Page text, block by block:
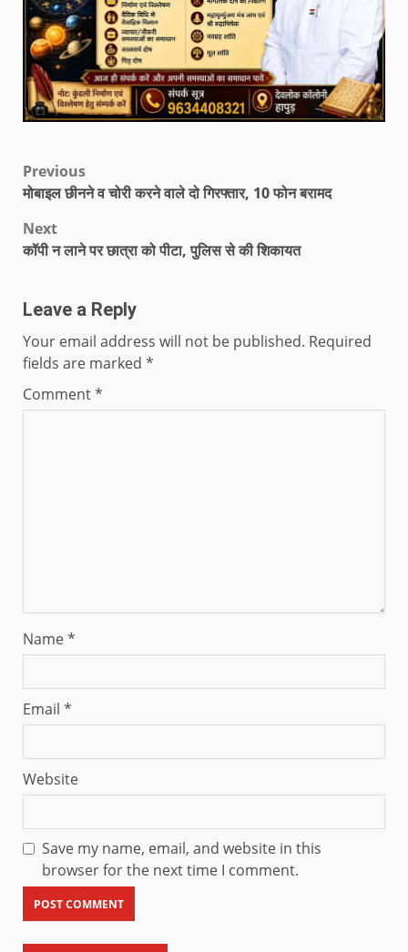
Previous
मोबाइल छीनने व चोरी करने वाले दो गिरफ्तार, 10 फोन बरामद
Next
कॉपी न लाने पर छात्रा को पीटा, पुलिस से की शिकायत
Leave a Reply
Your email address will not be published. Required
fields are marked *
Comment*
Name*
Email *
Website
Save my name, email, and website in this
browser for the next time I comment.